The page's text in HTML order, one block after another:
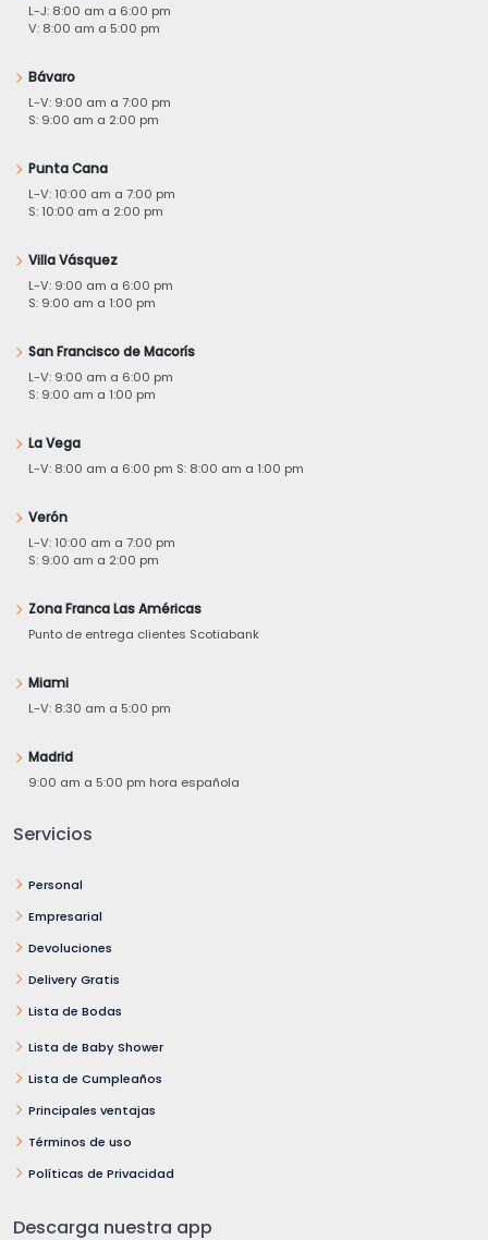
L-J: 8:00 am a 6:00 pm
V: 8:00 am a 5:00 pm
Bávaro
L-V: 9:00 am a 7:00 pm
S: 9:00 am a 2:00 pm
Punta Cana
L-V: 10:00 am a 7:00 pm
S: 10:00 am a 2:00 pm
Villa Vásquez
L-V: 9:00 am a 6:00 pm
S: 9:00 am a 1:00 pm
San Francisco de Macorís
L-V: 9:00 am a 6:00 pm
S: 9:00 am a 1:00 pm
La Vega
L-V: 8:00 am a 6:00 pm S: 8:00 am a 1:00 pm
Verón
L-V: 10:00 am a 7:00 pm
S: 9:00 am a 2:00 pm
Zona Franca Las Américas
Punto de entrega clientes Scotiabank
Miami
L-V: 8:30 am a 5:00 pm
Madrid
9:00 am a 5:00 pm hora española
Servicios
Personal
Empresarial
Devoluciones
Delivery Gratis
Lista de Bodas
Lista de Baby Shower
Lista de Cumpleaños
Principales ventajas
Términos de uso
Políticas de Privacidad
Descarga nuestra app